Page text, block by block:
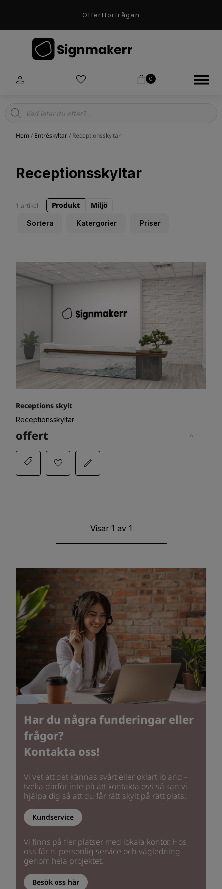
Offertförfrågan
0
Products
search
Hem/ Entréskyltar/ Receptionsskyltar
Receptionsskyltar
Sortera Katergorier Priser
1 artikel Produkt Miljö
Receptions skylt
Receptionsskyltar
offert Art.
Visar 1 av 1
Har du några funderingar eller
frågor?
Kontakta oss!
Vi vet att det kännas svårt eller oklart ibland -
tveka därför inte på att kontakta oss så kan vi
hjälpa dig så att du får rätt skylt på rätt plats.
Kundservice
Vi finns på fler platser med lokala kontor. Hos
oss får ni personlig service och vägledning
genom hela projektet.
Besök oss här